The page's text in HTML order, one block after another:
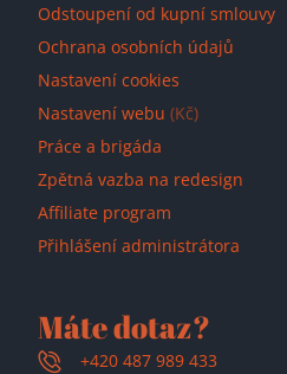
Odstoupení od kupní smlouvy
Ochrana osobních údajů
Nastavení cookies
Nastavení webu (Kč)
Práce a brigáda
Zpětná vazba na redesign
Affiliate program
Přihlášení administrátora
Máte dotaz?
+420 487 989 433